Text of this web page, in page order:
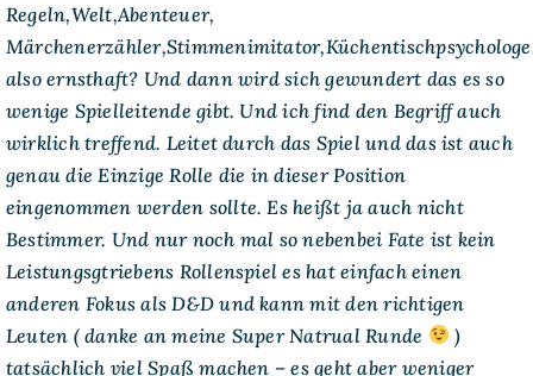
Regeln,Welt,Abenteuer,
also ernsthaft? Und dann wird sich gewundert das es so
wenige Spielleitende gibt. Und ich find den Begriff auch
wirklich treffend. Leitet durch das Spiel und das ist auch
genau die Einzige Rolle die in dieser Position
eingenommen werden sollte. Es heißt ja auch nicht
Bestimmer. Und nur noch mal so nebenbei Fate ist kein
Leistungsgtriebens Rollenspiel es hat einfach einen
anderen Fokus als D&D und kann mit den richtigen
Leuten ( danke an meine Super Natrual Runde
)
tatsächlich viel Spaß machen – es geht aber weniger